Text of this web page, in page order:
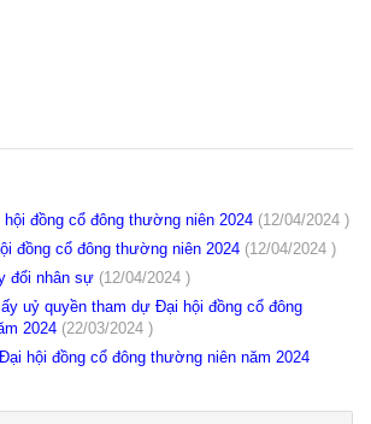
hội đồng cổ đông thường niên 2024 (12/04/2024 )
đồng cổ đông thường niên 2024 (12/04/2024 )
đổi nhân sự (12/04/2024 )
uỷ quyền tham dự Đại hội đồng cổ đông
2024 (22/03/2024 )
hội đồng cổ đông thường niên năm 2024